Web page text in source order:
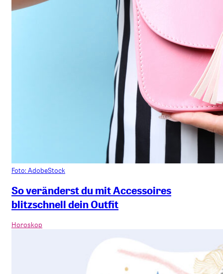
Foto: AdobeStock
So veränderst du mit Accessoires
blitzschnell dein Outfit
Horoskop